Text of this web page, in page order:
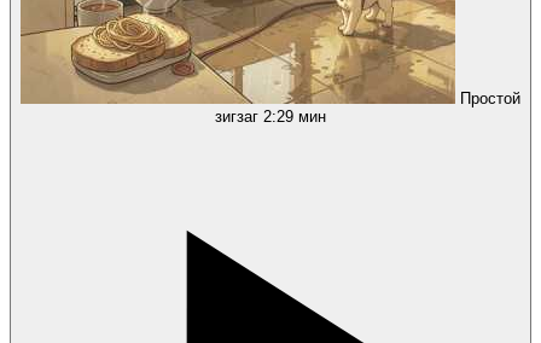
Простой
зигзаг 2:29 мин